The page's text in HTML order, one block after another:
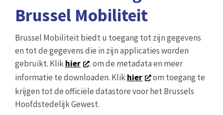
Brussel Mobiliteit
Brussel Mobiliteit biedt u toegang tot zijn gegevens
en tot de gegevens die in zijn applicaties worden
gebruikt. Klikhier
. om de metadata en meer
informatie te downloaden. Klikhier
om toegang te
krijgen tot de officiële datastore voor het Brussels
Hoofdstedelijk Gewest.